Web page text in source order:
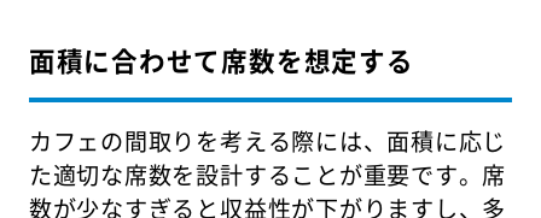
面積に合わせて席数を想定する
カフェの間取りを考える際には、面積に応じ
た適切な席数を設計することが重要です。席
数が少なすぎると収益性が下がりますし、多